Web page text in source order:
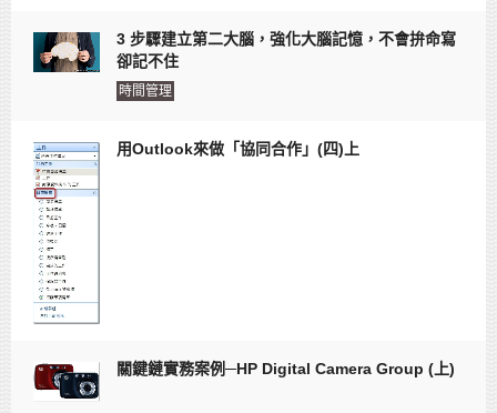
3 步驟建立第二大腦，強化大腦記憶，不會拚命寫
卻記不住
時間管理
用Outlook來做「協同合作」(四)上
關鍵鏈實務案例─HP Digital Camera Group (上)